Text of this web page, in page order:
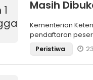
Masih
Kementerian
pendaftaran
Angkatan II Batch
Peristiwa